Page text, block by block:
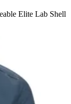
Elite Lab Shell